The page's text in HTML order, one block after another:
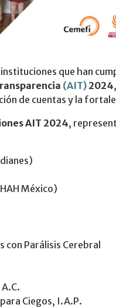
que han
(AIT) 2024
de cuentas y la
AIT 2024,
México)
con Parálisis Cerebral
Ciegos, I.A.P.